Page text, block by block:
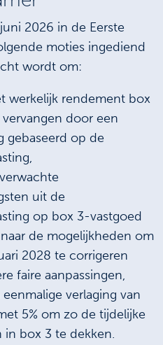
2026 in de Eerste
moties ingediend
wordt om:
werkelijk rendement box
door een
gebaseerd op de
uit de
op box 3-vastgoed
de mogelijkheden om
2028 te corrigeren
faire aanpassingen,
verlaging van
5% om zo de tijdelijke
box 3 te dekken.